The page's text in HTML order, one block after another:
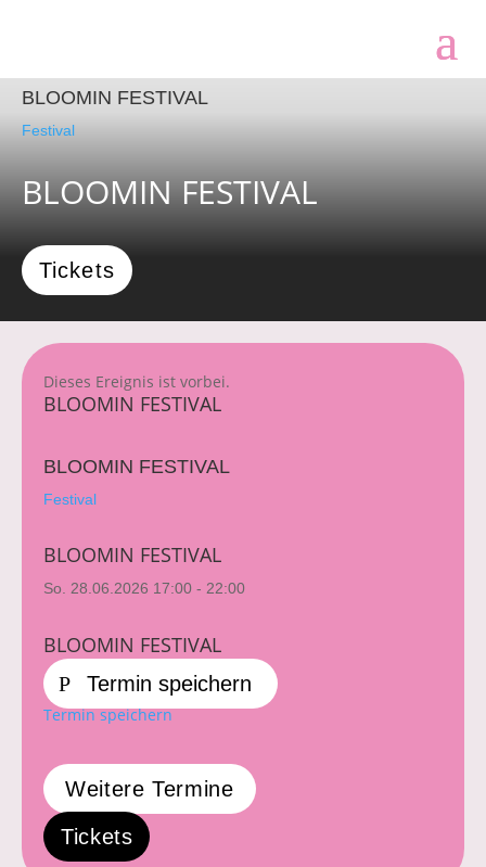
BLOOMIN FESTIVAL
Festival
BLOOMIN FESTIVAL
Tickets
Dieses Ereignis ist vorbei.
BLOOMIN FESTIVAL
BLOOMIN FESTIVAL
Festival
BLOOMIN FESTIVAL
So. 28.06.2026 17:00 - 22:00
BLOOMIN FESTIVAL
Termin speichern
Termin speichern
Weitere Termine
Tickets